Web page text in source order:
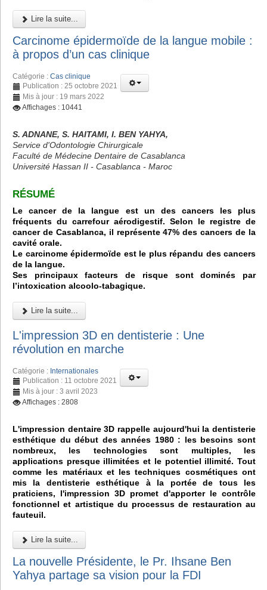
Lire la suite...
Carcinome épidermoïde de la langue mobile :
à propos d’un cas clinique
Catégorie : Cas clinique
Publication : 25 octobre 2021
Mis à jour : 19 mars 2022
Affichages : 10441
S. ADNANE, S. HAITAMI, I. BEN YAHYA,
Service d'Odontologie Chirurgicale
Faculté de Médecine Dentaire de Casablanca
Université Hassan II - Casablanca - Maroc
RÉSUMÉ
Le cancer de la langue est un des cancers les plus
fréquents du carrefour aérodigestif. Selon le registre de
cancer de Casablanca, il représente 47% des cancers de la
cavité orale.
Le carcinome épidermoïde est le plus répandu des cancers
de la langue.
Ses principaux facteurs de risque sont dominés par
l’intoxication alcoolo-tabagique.
Lire la suite...
L'impression 3D en dentisterie : Une
révolution en marche
Catégorie : Internationales
Publication : 11 octobre 2021
Mis à jour : 3 avril 2023
Affichages : 2808
L'impression dentaire 3D rappelle aujourd'hui la dentisterie
esthétique du début des années 1980 : les besoins sont
nombreux, les technologies sont multiples, les
applications presque illimitées et le potentiel illimité. Tout
comme les matériaux et les techniques cosmétiques ont
mis la dentisterie esthétique à la portée de tous les
praticiens, l'impression 3D promet d'apporter le contrôle
fonctionnel et artistique du processus de restauration au
fauteuil.
Lire la suite...
La nouvelle Présidente, le Pr. Ihsane Ben
Yahya partage sa vision pour la FDI